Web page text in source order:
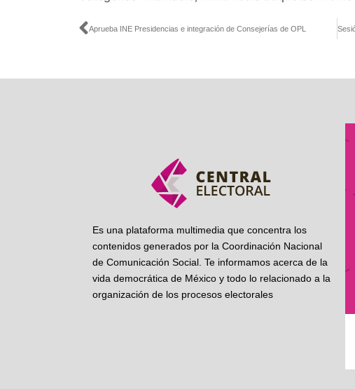
Ant
Aprueba INE Presidencias e integración de Consejerías de OPL
Es una plataforma multimedia que concentra los
contenidos generados por la Coordinación Nacional
de Comunicación Social. Te informamos acerca de la
vida democrática de México y todo lo relacionado a la
organización de los procesos electorales